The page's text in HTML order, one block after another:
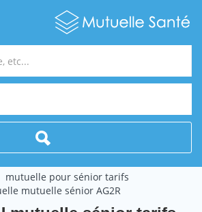
mutuelle pour sénior tarifs
mutuelle sénior AG2R